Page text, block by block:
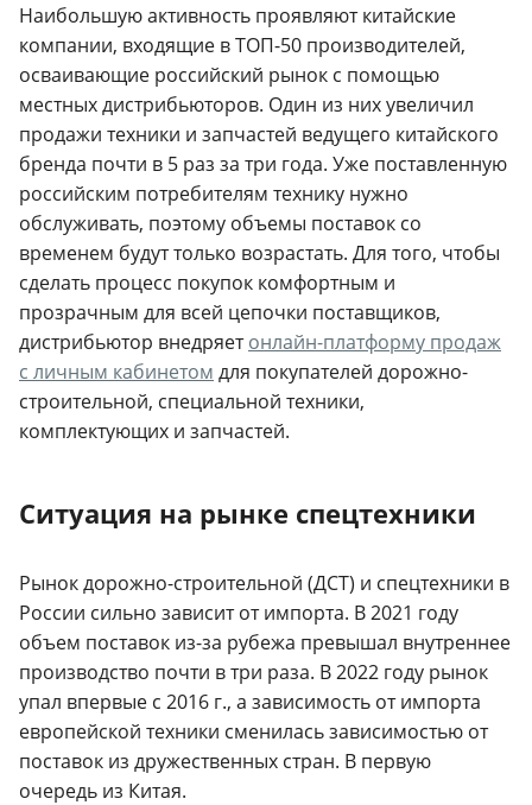
Наибольшую активность проявляют китайские
компании, входящие в ТОП-50 производителей,
осваивающие российский рынок с помощью
местных дистрибьюторов. Один из них увеличил
продажи техники и запчастей ведущего китайского
бренда почти в 5 раз за три года. Уже поставленную
российским потребителям технику нужно
обслуживать, поэтому объемы поставок со
временем будут только возрастать. Для того, чтобы
сделать процесс покупок комфортным и
прозрачным для всей цепочки поставщиков,
дистрибьютор внедряетонлайн-платформу продаж
с личным кабинетом для покупателей дорожно-
строительной, специальной техники,
комплектующих и запчастей.
Ситуация на рынке спецтехники
Рынок дорожно-строительной (ДСТ) и спецтехники в
России сильно зависит от импорта. В 2021 году
объем поставок из-за рубежа превышал внутреннее
производство почти в три раза. В 2022 году рынок
упал впервые с 2016 г., а зависимость от импорта
европейской техники сменилась зависимостью от
поставок из дружественных стран. В первую
очередь из Китая.